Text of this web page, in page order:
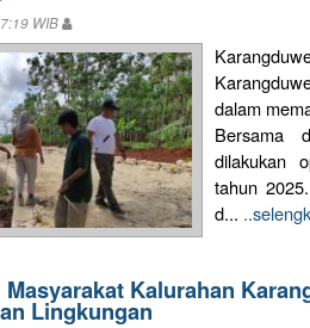
WIB
dalam
Bersama
dilakukan
tahun
d...
Masyarakat Kalurahan
Lingkungan